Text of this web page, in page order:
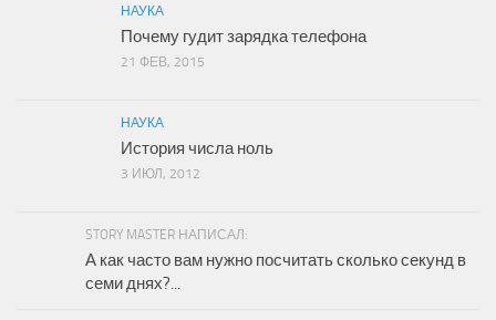
НАУКА
Почему гудит зарядка телефона
21 ФЕВ, 2015
НАУКА
История числа ноль
3 ИЮЛ, 2012
STORY MASTER НАПИСАЛ:
А как часто вам нужно посчитать сколько секунд в
семи днях?...